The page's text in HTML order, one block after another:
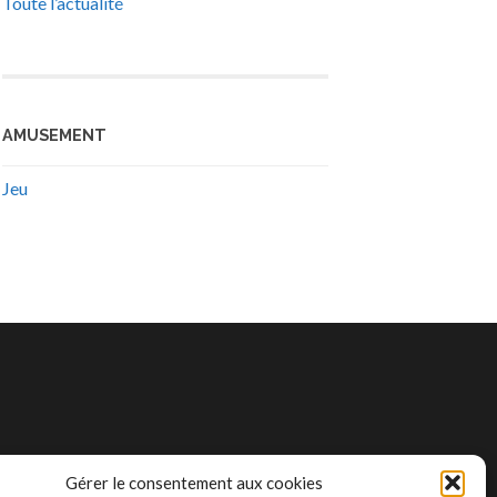
Gérer le consentement aux cookies
AMUSEMENT
Jeu